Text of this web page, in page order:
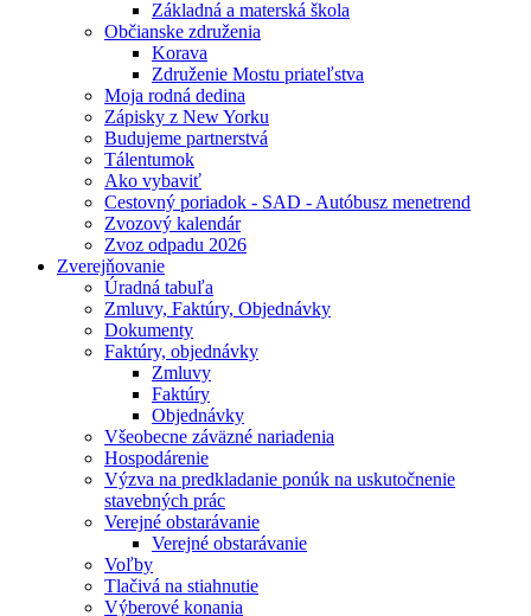
Základná a materská škola
Občianske združenia
Korava
Združenie Mostu priateľstva
Moja rodná dedina
Zápisky z New Yorku
Budujeme partnerstvá
Tálentumok
Ako vybaviť
Cestovný poriadok - SAD - Autóbusz menetrend
Zvozový kalendár
Zvoz odpadu 2026
Zverejňovanie
Úradná tabuľa
Zmluvy, Faktúry, Objednávky
Dokumenty
Faktúry, objednávky
Zmluvy
Faktúry
Objednávky
Všeobecne záväzné nariadenia
Hospodárenie
Výzva na predkladanie ponúk na uskutočnenie
stavebných prác
Verejné obstarávanie
Verejné obstarávanie
Voľby
Tlačivá na stiahnutie
Výberové konania